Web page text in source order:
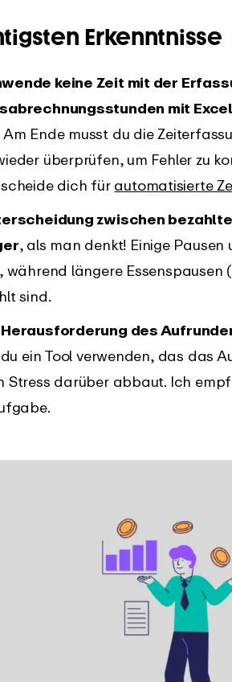
Erkenntnisse
keine Zeit mit der
mit
Am Ende musst du die
überprüfen, um Fehler zu
dich für automatisierte
zwischen
, als man denkt! Einige
während längere
sind.
Herausforderung des
ein Tool verwenden, das das
Stress darüber abbaut. Ich